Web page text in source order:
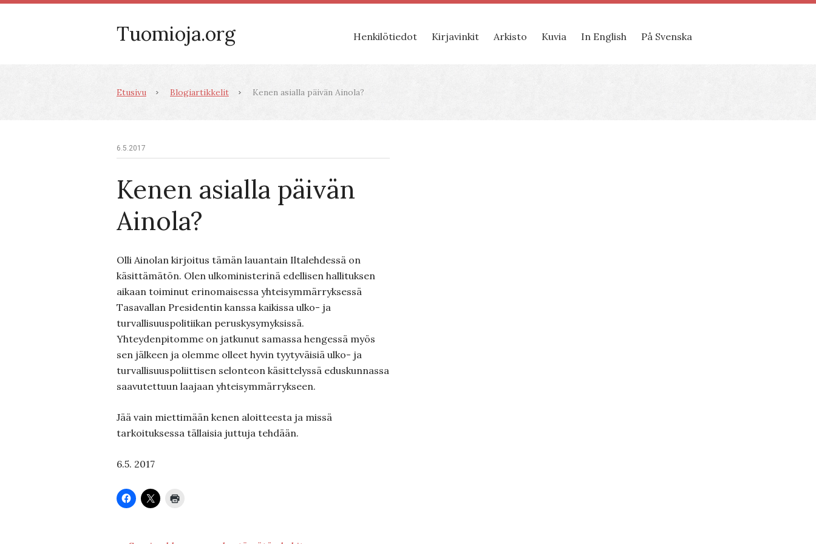
Tuomioja.org Henkilötiedot Kirjavinkit Arkisto Kuvia In English På Svenska
Etusivu Blogiartikkelit Kenen asialla päivän Ainola?
6.5.2017
Kenen asialla päivän
Ainola?
Olli Ainolan kirjoitus tämän lauantain Iltalehdessä on
käsittämätön. Olen ulkoministerinä edellisen hallituksen
aikaan toiminut erinomaisessa yhteisymmärryksessä
Tasavallan Presidentin kanssa kaikissa ulko- ja
turvallisuuspolitiikan peruskysymyksissä.
Yhteydenpitomme on jatkunut samassa hengessä myös
sen jälkeen ja olemme olleet hyvin tyytyväisiä ulko- ja
turvallisuuspoliittisen selonteon käsittelyssä eduskunnassa
saavutettuun laajaan yhteisymmärrykseen.
Jää vain miettimään kenen aloitteesta ja missä
tarkoituksessa tällaisia juttuja tehdään.
6.5. 2017